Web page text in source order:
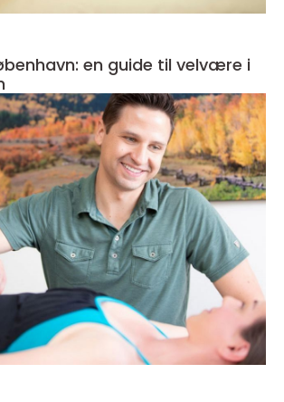
en guide til velvære i